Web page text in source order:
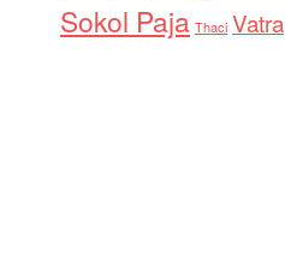
Sokol Paja Thaci Vatra